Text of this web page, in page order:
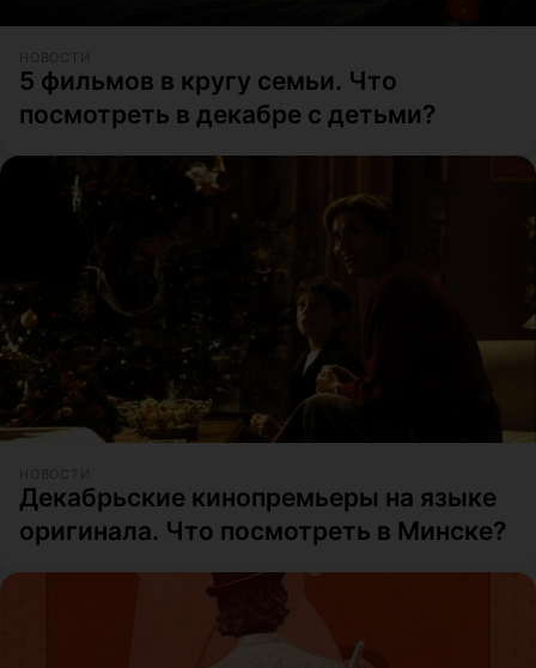
5 фильмов в кругу семьи. Что
посмотреть в декабре с детьми?
Декабрьские кинопремьеры на языке
оригинала. Что посмотреть в Минске?